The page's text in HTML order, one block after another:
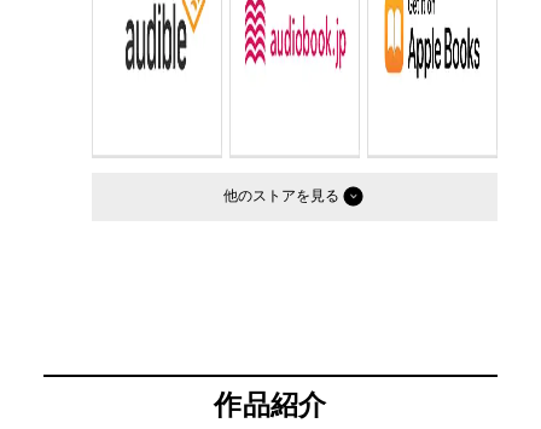
他のストア
作品紹介